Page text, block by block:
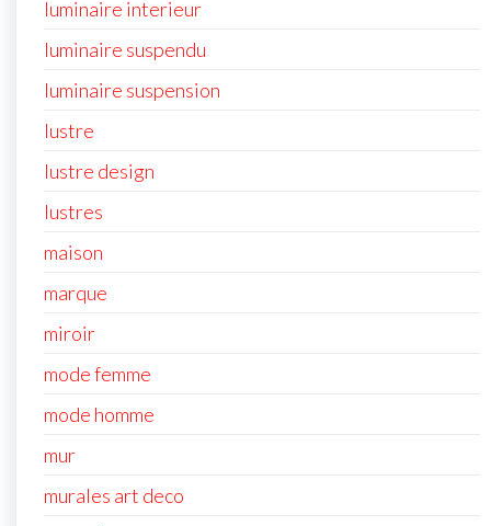
luminaire interieur
luminaire suspendu
luminaire suspension
lustre
lustre design
lustres
maison
marque
miroir
mode femme
mode homme
mur
murales art deco